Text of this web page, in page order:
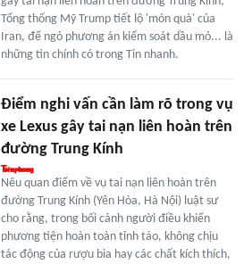
Tổng thống Mỹ Trump tiết lộ 'món quà' của
Iran, để ngỏ phương án kiểm soát dầu mỏ... là
những tin chính có trong Tin nhanh.
Điểm nghi vấn cần làm rõ trong vụ
xe Lexus gây tai nạn liên hoàn trên
đường Trung Kính
Nêu quan điểm về vụ tai nạn liên hoàn trên
đường Trung Kính (Yên Hòa, Hà Nội) luật sư
cho rằng, trong bối cảnh người điều khiển
phương tiện hoàn toàn tỉnh táo, không chịu
tác động của rượu bia hay các chất kích thích,